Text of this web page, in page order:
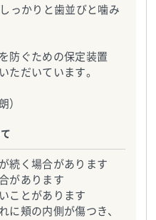
っかりと歯並びと噛み
防ぐための保定装置
ただいています。
）
続く場合があります
があります
ことがあります
に頬の内側が傷つき、